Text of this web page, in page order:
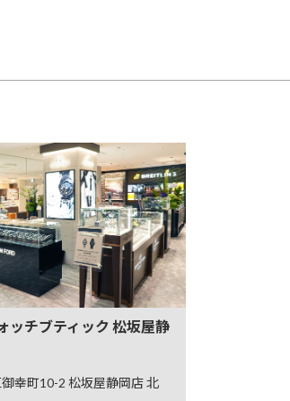
ッチブティック 松坂屋静
幸町10-2 松坂屋静岡店 北